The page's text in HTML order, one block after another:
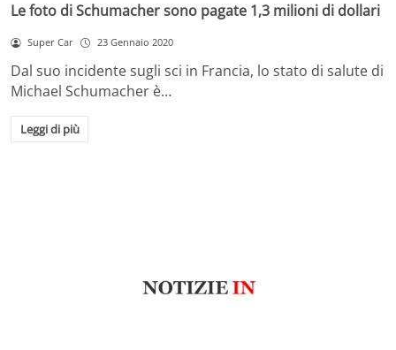
Le foto di Schumacher sono pagate 1,3 milioni di dollari
Super Car 23 Gennaio 2020
Dal suo incidente sugli sci in Francia, lo stato di salute di
Michael Schumacher è…
Leggi di più